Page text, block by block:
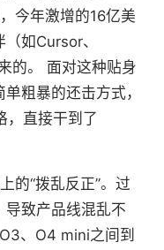
今年激增的16亿美
如Cursor、
的。 面对这种贴身
粗暴的还击方式，
直接干到了
的“拨乱反正”。过
致产品线混乱不
、O4 mini之间到